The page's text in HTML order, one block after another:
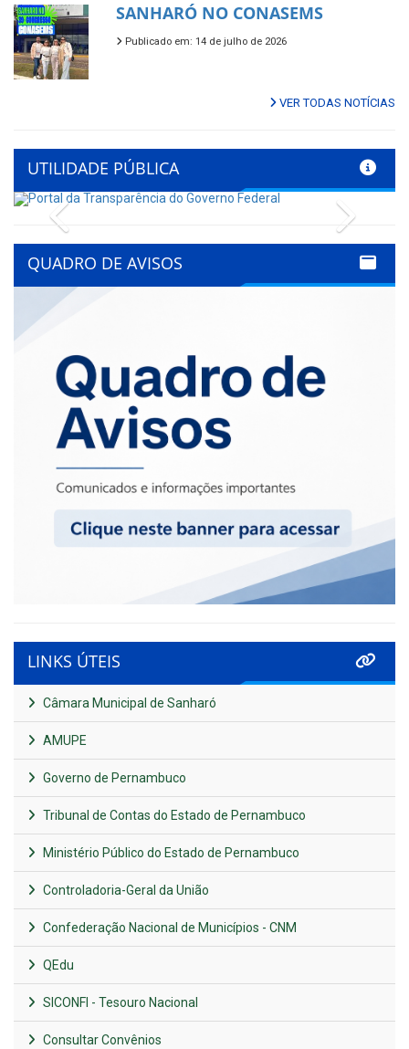
SANHARÓ NO CONASEMS
Publicado em: 14 de julho de 2026
VER TODAS NOTÍCIAS
UTILIDADE PÚBLICA
Previous
QUADRO DE AVISOS
LINKS ÚTEIS
Câmara Municipal de Sanharó
AMUPE
Governo de Pernambuco
Tribunal de Contas do Estado de Pernambuco
Ministério Público do Estado de Pernambuco
Controladoria-Geral da União
Confederação Nacional de Municípios - CNM
QEdu
SICONFI - Tesouro Nacional
Consultar Convênios